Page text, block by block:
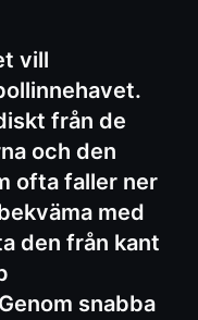
vill
från de
och den
ofta faller ner
med
den från kant
snabba